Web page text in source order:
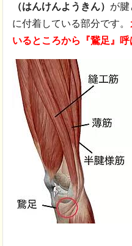
（はんけんようきん） が腱
に付着している部分です。
いるところから『鵞足』